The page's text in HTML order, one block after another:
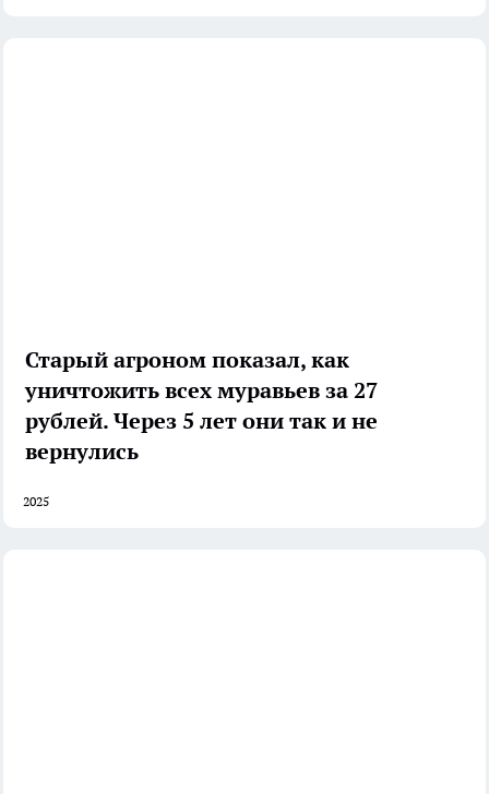
Старый агроном показал, как
уничтожить всех муравьев за 27
рублей. Через 5 лет они так и не
вернулись
2025